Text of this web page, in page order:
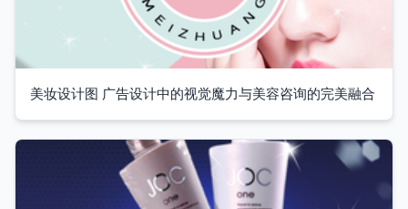
美妆设计图 广告设计中的视觉魔力与美容咨询的完美融合